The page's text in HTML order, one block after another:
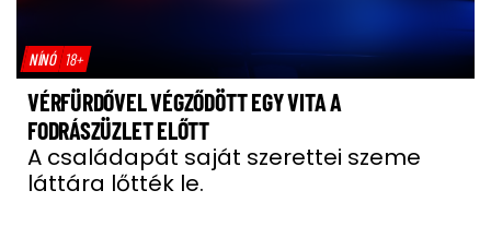
NÍNÓ 18+
VÉRFÜRDŐVEL VÉGZŐDÖTT EGY VITA A
FODRÁSZÜZLET ELŐTT
A családapát saját szerettei szeme
láttára lőtték le.